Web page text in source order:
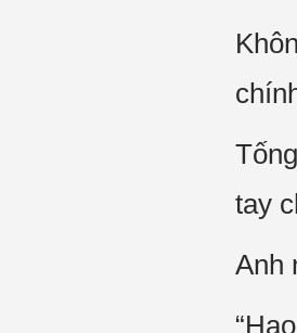
tay
Anh